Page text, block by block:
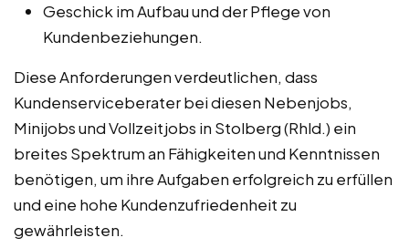
Geschick im Aufbau und der Pflege von
Kundenbeziehungen.
Diese Anforderungen verdeutlichen, dass
Kundenserviceberater bei diesen Nebenjobs,
Minijobs und Vollzeitjobs in Stolberg (Rhld.) ein
breites Spektrum an Fähigkeiten und Kenntnissen
benötigen, um ihre Aufgaben erfolgreich zu erfüllen
und eine hohe Kundenzufriedenheit zu
gewährleisten.